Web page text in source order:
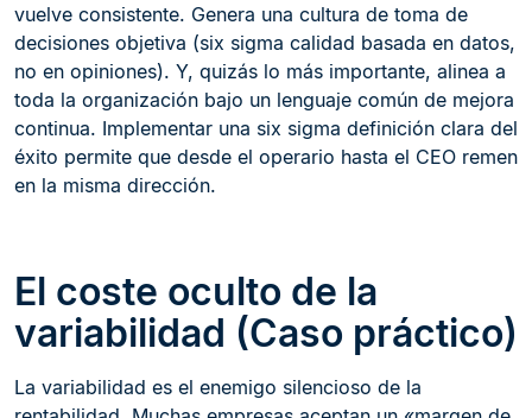
vuelve consistente. Genera una cultura de toma de
decisiones objetiva (six sigma calidad basada en datos,
no en opiniones). Y, quizás lo más importante, alinea a
toda la organización bajo un lenguaje común de mejora
continua. Implementar una six sigma definición clara del
éxito permite que desde el operario hasta el CEO remen
en la misma dirección.
El coste oculto de la
variabilidad (Caso práctico)
La variabilidad es el enemigo silencioso de la